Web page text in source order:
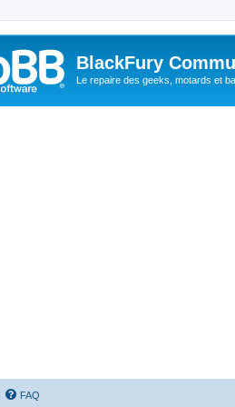
BlackFury
Le repaire des geeks, motards et
FAQ